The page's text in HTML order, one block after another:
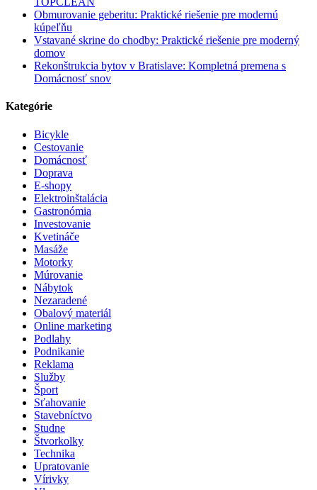
Obmurovanie geberitu: Praktické riešenie pre modernú
kúpeľňu
Vstavané skrine do chodby: Praktické riešenie pre moderný
domov
Rekonštrukcia bytov v Bratislave: Kompletná premena s
Domácnosť snov
Kategórie
Bicykle
Cestovanie
Domácnosť
Doprava
E-shopy
Elektroinštalácia
Gastronómia
Investovanie
Kvetináče
Masáže
Motorky
Múrovanie
Nábytok
Nezaradené
Obalový materiál
Online marketing
Podlahy
Podnikanie
Reklama
Služby
Šport
Sťahovanie
Stavebníctvo
Studne
Štvorkolky
Technika
Upratovanie
Vírivky